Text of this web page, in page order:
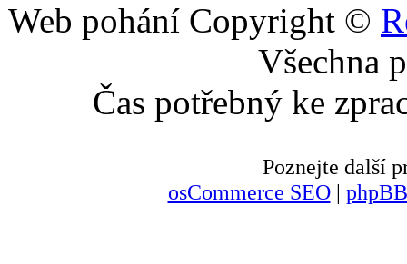
Web pohání Copyright ©
Všechna
Čas potřebný ke
Poznejte další
osCommerce SEO|